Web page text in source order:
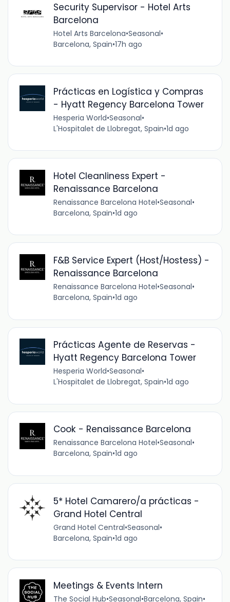
Security Supervisor - Hotel Arts
Barcelona
Hotel Arts Barcelona•Seasonal•
Barcelona, Spain•17h ago
Prácticas en Logística y Compras
- Hyatt Regency Barcelona Tower
Hesperia World•Seasonal•
L'Hospitalet de Llobregat, Spain•1d ago
Hotel Cleanliness Expert -
Renaissance Barcelona
Renaissance Barcelona Hotel•Seasonal•
Barcelona, Spain•1d ago
F&B Service Expert (Host/Hostess) -
Renaissance Barcelona
Renaissance Barcelona Hotel•Seasonal•
Barcelona, Spain•1d ago
Prácticas Agente de Reservas -
Hyatt Regency Barcelona Tower
Hesperia World•Seasonal•
L'Hospitalet de Llobregat, Spain•1d ago
Cook - Renaissance Barcelona
Renaissance Barcelona Hotel•Seasonal•
Barcelona, Spain•1d ago
5* Hotel Camarero/a prácticas -
Grand Hotel Central
Grand Hotel Central•Seasonal•
Barcelona, Spain•1d ago
Meetings & Events Intern
The Social Hub•Seasonal•Barcelona, Spain•